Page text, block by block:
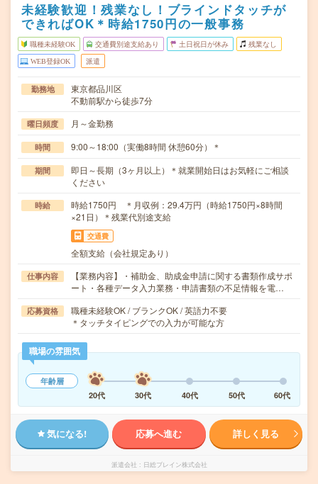
未経験歓迎！残業なし！ブラインドタッチが
できればOK＊時給1750円の一般事務
職種未経験OK 交通費別途支給あり 土日祝日が休み 残業なし
WEB登録OK 派遣
勤務地
東京都品川区
不動前駅から徒歩7分
曜日頻度 月～金勤務
時間 9:00～18:00（実働8時間 休憩60分）＊
期間
即日～長期（3ヶ月以上）＊就業開始日はお気軽にご相談
ください
時給
時給1750円 ＊月収例：29.4万円（時給1750円×8時間
×21日）＊残業代別途支給
交通費
全額支給（会社規定あり）
仕事内容
【業務内容】・補助金、助成金申請に関する書類作成サポ
ート・各種データ入力業務・申請書類の不足情報を電…
応募資格
職種未経験OK / ブランクOK / 英語力不要
＊タッチタイピングでの入力が可能な方
職場の雰囲気
年齢層
20代
30代 40代 50代 60代
気になる! 応募へ進む 詳しく見る
派遣会社 日総ブレイン株式会社